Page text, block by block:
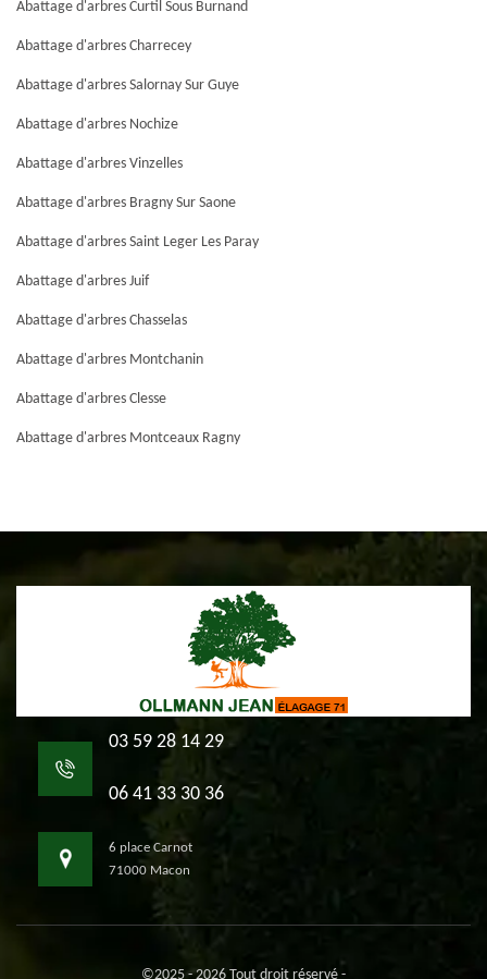
Abattage d'arbres Curtil Sous Burnand
Abattage d'arbres Charrecey
Abattage d'arbres Salornay Sur Guye
Abattage d'arbres Nochize
Abattage d'arbres Vinzelles
Abattage d'arbres Bragny Sur Saone
Abattage d'arbres Saint Leger Les Paray
Abattage d'arbres Juif
Abattage d'arbres Chasselas
Abattage d'arbres Montchanin
Abattage d'arbres Clesse
Abattage d'arbres Montceaux Ragny
03 59 28 14 29
06 41 33 30 36
6 place Carnot
71000 Macon
©2025 - 2026 Tout droit réservé -